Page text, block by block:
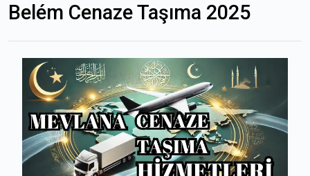
Belém Cenaze Taşıma 2025